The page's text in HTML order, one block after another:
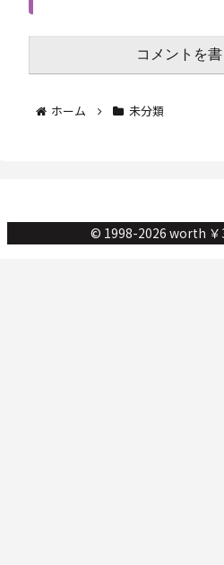
コメントを
ホーム 未分類
© 1998-2026 worth ￥